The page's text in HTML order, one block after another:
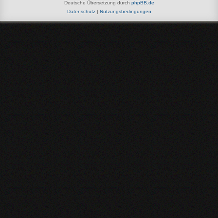
Deutsche Übersetzung durch phpBB.de
Datenschutz| Nutzungsbedingungen